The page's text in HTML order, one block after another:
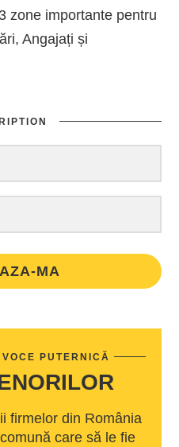
zone importante pentru
Angajați și
MA
PUTERNICĂ
firmelor din România
care să le fie